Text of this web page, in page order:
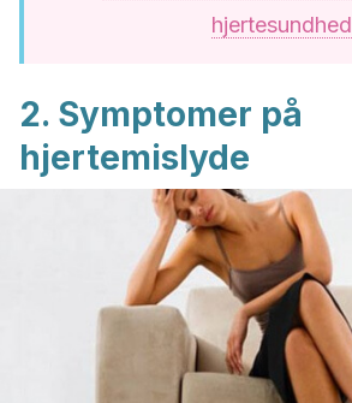
hjertesundhed
2. Symptomer på
hjertemislyde